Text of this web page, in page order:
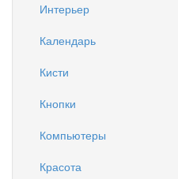
Интерьер
Календарь
Кисти
Кнопки
Компьютеры
Красота